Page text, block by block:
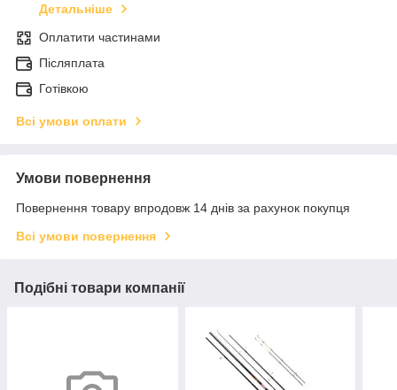
Детальніше
Оплатити частинами
Післяплата
Готівкою
Всі умови оплати
Умови повернення
Повернення товару впродовж 14 днів за рахунок покупця
Всі умови повернення
Подібні товари компанії